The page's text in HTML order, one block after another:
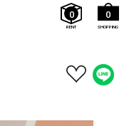
SHOPPING
0
RENT
0